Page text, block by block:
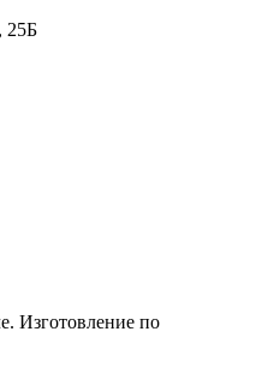
25Б
Изготовление по